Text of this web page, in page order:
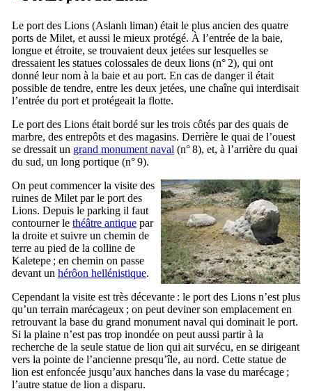
Le port des Lions (Aslanlı liman) était le plus ancien des quatre
ports de Milet, et aussi le mieux protégé. À l’entrée de la baie,
longue et étroite, se trouvaient deux jetées sur lesquelles se
dressaient les statues colossales de deux lions (n° 2), qui ont
donné leur nom à la baie et au port. En cas de danger il était
possible de tendre, entre les deux jetées, une chaîne qui interdisait
l’entrée du port et protégeait la flotte.
Le port des Lions était bordé sur les trois côtés par des quais de
marbre, des entrepôts et des magasins. Derrière le quai de l’ouest
se dressait un grand monument naval (n° 8), et, à l’arrière du quai
du sud, un long portique (n° 9).
On peut commencer la visite des
ruines de Milet par le port des
Lions. Depuis le parking il faut
contourner le théâtre antique par
la droite et suivre un chemin de
terre au pied de la colline de
Kaletepe ; en chemin on passe
devant un hérôon hellénistique.
Cependant la visite est très décevante : le port des Lions n’est plus
qu’un terrain marécageux ; on peut deviner son emplacement en
retrouvant la base du grand monument naval qui dominait le port.
Si la plaine n’est pas trop inondée on peut aussi partir à la
recherche de la seule statue de lion qui ait survécu, en se dirigeant
vers la pointe de l’ancienne presqu’île, au nord. Cette statue de
lion est enfoncée jusqu’aux hanches dans la vase du marécage ;
l’autre statue de lion a disparu.